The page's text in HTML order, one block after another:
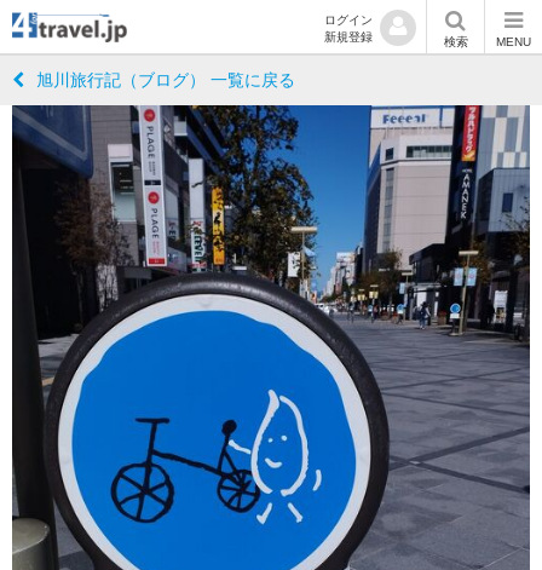
ログイン
新規登録
検索 MENU
旭川旅行記（ブログ） 一覧に戻る